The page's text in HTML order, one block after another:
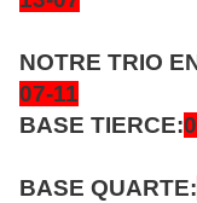
NOTRE TRIO
07-11
BASE TIERCE:
BASE QUARTE: